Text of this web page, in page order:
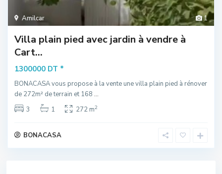
1
Amilcar
Villa plain pied avec jardin à vendre à
Cart...
1300000 DT *
BONACASA vous propose à la vente une villa plain pied à rénover
de 272m² de terrain et 168 ...
3
1 272 m2
BONACASA